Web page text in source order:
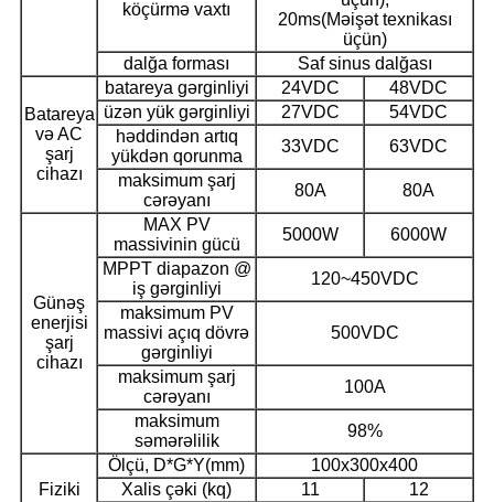
köçürmə vaxtı
20ms(Məişət texnikası
üçün)
dalğa forması
Saf sinus dalğası
Batareya
və AC
şarj
cihazı
batareya gərginliyi 24VDC
48VDC
üzən yük gərginliyi
27VDC
54VDC
həddindən artıq
yükdən qorunma
33VDC
63VDC
maksimum şarj
cərəyanı
80A 80A
Günəş
enerjisi
şarj
cihazı
MAX PV
massivinin gücü
5000W
6000W
MPPT diapazon @
iş gərginliyi
120~450VDC
maksimum PV
massivi açıq dövrə
gərginliyi
500VDC
maksimum şarj
cərəyanı
100A
maksimum
səmərəlilik
98%
Fiziki
Ölçü, D*G*Y(mm)
100x300x400
Xalis çəki (kq)
11
12